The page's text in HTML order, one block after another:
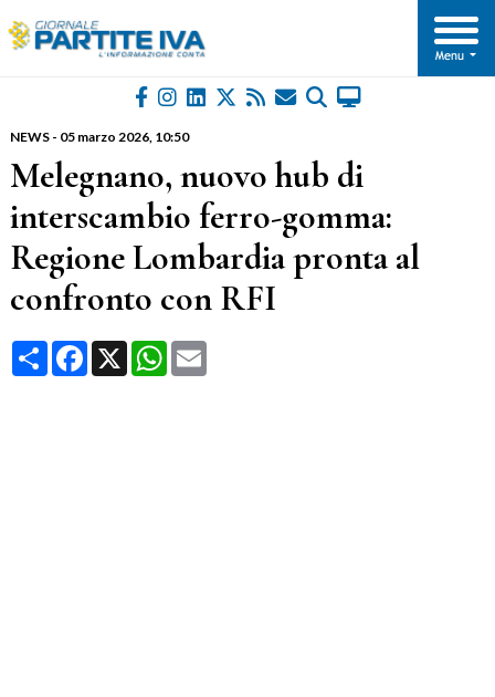
NEWS- 05 marzo 2026, 10:50
Melegnano, nuovo hub di
interscambio ferro-gomma:
Regione Lombardia pronta al
confronto con RFI
CondividiFacebook
X WhatsApp
Email